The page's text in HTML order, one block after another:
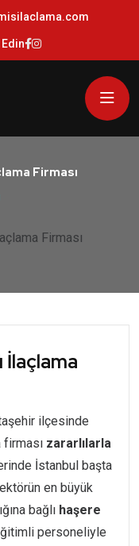
Firması
Firması
İlaçlama
ilçesinde
firması zararlılarla
İstanbul başta
en büyük
bağlı haşere
personeliyle